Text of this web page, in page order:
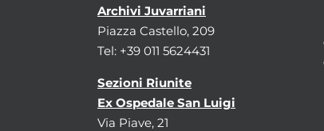
Archivi Juvarriani
Piazza Castello, 209
Tel: +39 011 5624431
Sezioni Riunite
Ex Ospedale San Luigi
Via Piave, 21